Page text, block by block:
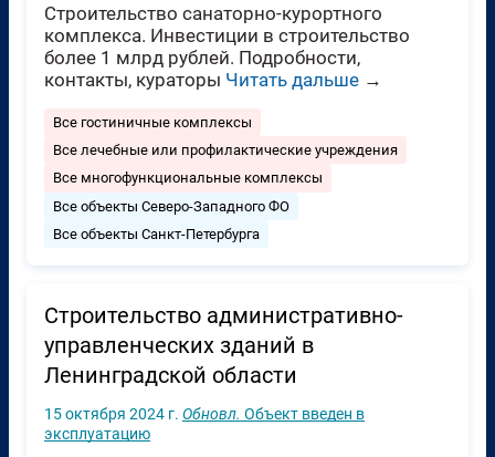
Строительство санаторно-курортного
комплекса. Инвестиции в строительство
более 1 млрд рублей. Подробности,
контакты, кураторы Читать дальше →
Все гостиничные комплексы
Все лечебные или профилактические учреждения
Все многофункциональные комплексы
Все объекты Северо-Западного ФО
Все объекты Санкт-Петербурга
Строительство административно-
управленческих зданий в
Ленинградской области
15 октября 2024 г. Обновл. Объект введен в
эксплуатацию